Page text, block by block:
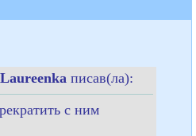
Laureenka писав(ла):
с ним